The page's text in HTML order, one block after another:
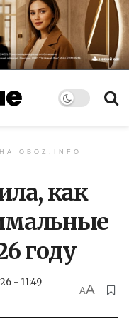
OBOZ.INFO
как
году
- 11:49
AA